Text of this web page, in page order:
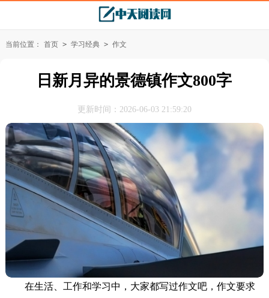
当前位置： 首页 > 学习经典 > 作文
日新月异的景德镇作文800字
更新时间：2026-06-03 21:59:20
在生活、工作和学习中，大家都写过作文吧，作文要求